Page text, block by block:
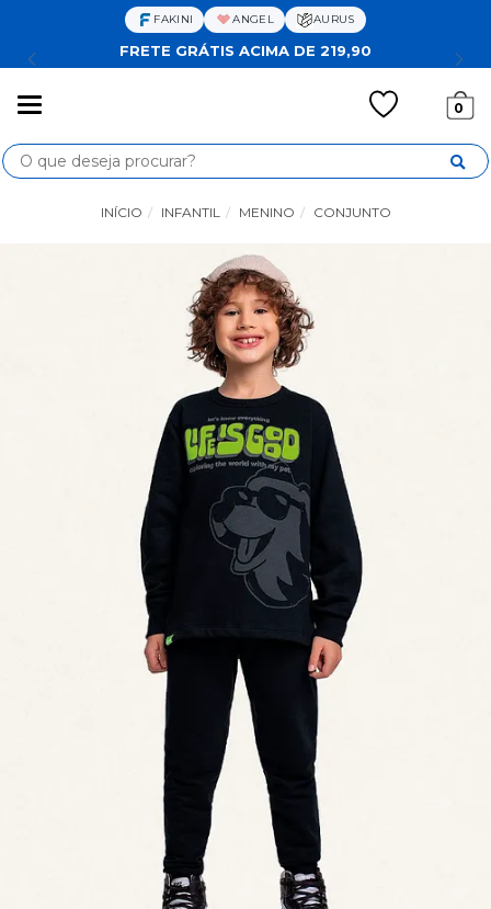
FAKINI ANGEL AURUS
FRETE GRÁTIS ACIMA DE 219,90
0
Busca
INÍCIO INFANTIL MENINO CONJUNTO